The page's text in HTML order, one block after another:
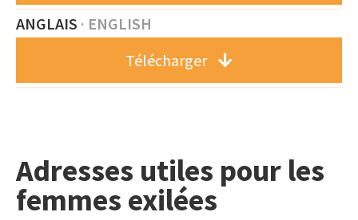
ANGLAIS · ENGLISH
Télécharger
Adresses utiles pour les
femmes exilées